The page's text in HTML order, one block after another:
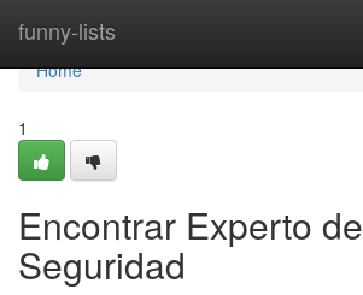
funny-lists
Home
Home
1
Encontrar Experto de
Seguridad